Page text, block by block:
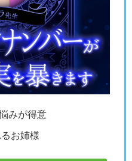
みが得意
お姉様